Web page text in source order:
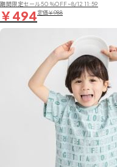
期間限定セール50％OFF~8/12 11:59
￥494定価￥988